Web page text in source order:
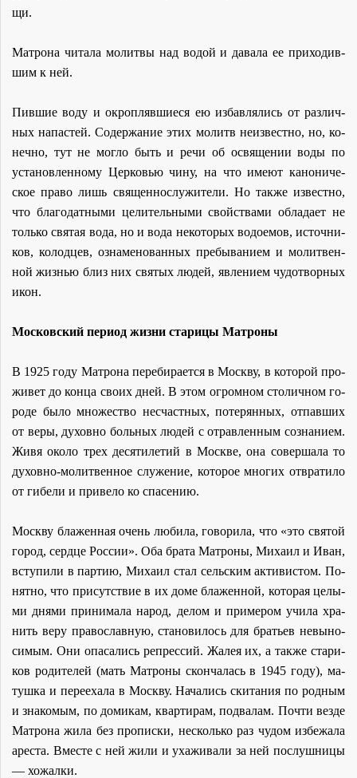
щи.
Мат­ро­на чи­та­ла мо­лит­вы над во­дой и да­ва­ла ее при­хо­див­
шим к ней.
Пив­шие во­ду и окроп­ляв­ши­е­ся ею из­бав­ля­лись от раз­лич­
ных на­па­стей. Со­дер­жа­ние этих мо­литв неиз­вест­но, но, ко­
неч­но, тут не мог­ло быть и ре­чи об освя­ще­нии во­ды по
уста­нов­лен­но­му Цер­ко­вью чи­ну, на что име­ют ка­но­ни­че­
ское пра­во лишь свя­щен­но­слу­жи­те­ли. Но так­же из­вест­но,
что бла­го­дат­ны­ми це­ли­тель­ны­ми свой­ства­ми об­ла­да­ет не
толь­ко свя­тая во­да, но и во­да неко­то­рых во­до­е­мов, ис­точ­ни­
ков, ко­лод­цев, озна­ме­но­ван­ных пре­бы­ва­ни­ем и мо­лит­вен­
ной жиз­нью близ них свя­тых лю­дей, яв­ле­ни­ем чу­до­твор­ных
икон.
Мос­ков­ский пе­ри­од жиз­ни ста­ри­цы Мат­ро­ны
В 1925 го­ду Мат­ро­на пе­ре­би­ра­ет­ся в Моск­ву, в ко­то­рой про­
жи­вет до кон­ца сво­их дней. В этом огром­ном сто­лич­ном го­
ро­де бы­ло мно­же­ство несчаст­ных, по­те­рян­ных, от­пав­ших
от ве­ры, ду­хов­но боль­ных лю­дей с отрав­лен­ным со­зна­ни­ем.
Жи­вя око­ло трех де­ся­ти­ле­тий в Москве, она со­вер­ша­ла то
ду­хов­но-мо­лит­вен­ное слу­же­ние, ко­то­рое мно­гих от­вра­ти­ло
от ги­бе­ли и при­ве­ло ко спа­се­нию.
Моск­ву бла­жен­ная очень лю­би­ла, го­во­ри­ла, что «это свя­той
го­род, серд­це Рос­сии». Оба бра­та Мат­ро­ны, Ми­ха­ил и Иван,
всту­пи­ли в пар­тию, Ми­ха­ил стал сель­ским ак­ти­ви­стом. По­
нят­но, что при­сут­ствие в их до­ме бла­жен­ной, ко­то­рая це­лы­
ми дня­ми при­ни­ма­ла на­род, де­лом и при­ме­ром учи­ла хра­
нить ве­ру пра­во­слав­ную, ста­но­ви­лось для бра­тьев невы­но­
си­мым. Они опа­са­лись ре­прес­сий. Жа­лея их, а так­же ста­ри­
ков ро­ди­те­лей (мать Мат­ро­ны скон­ча­лась в 1945 го­ду), ма­
туш­ка и пе­ре­еха­ла в Моск­ву. На­ча­лись ски­та­ния по род­ным
и зна­ко­мым, по до­ми­кам, квар­ти­рам, под­ва­лам. По­чти вез­де
Мат­ро­на жи­ла без про­пис­ки, несколь­ко раз чу­дом из­бе­жа­ла
аре­ста. Вме­сте с ней жи­ли и уха­жи­ва­ли за ней по­слуш­ни­цы
— хо­жал­ки.